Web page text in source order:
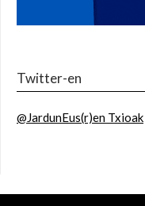
Twitter-en
@JardunEus(r)en Txioak